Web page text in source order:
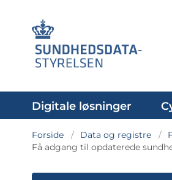
Digitale løsninger
Forside Data og registre
Få adgang til opdaterede